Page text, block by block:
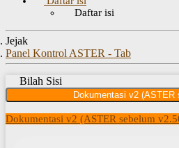
Daftar isi
Jejak
Panel Kontrol ASTER - Tab
Bilah Sisi
Dokumentasi v2 (ASTER
Dokumentasi v2 (ASTER sebelum